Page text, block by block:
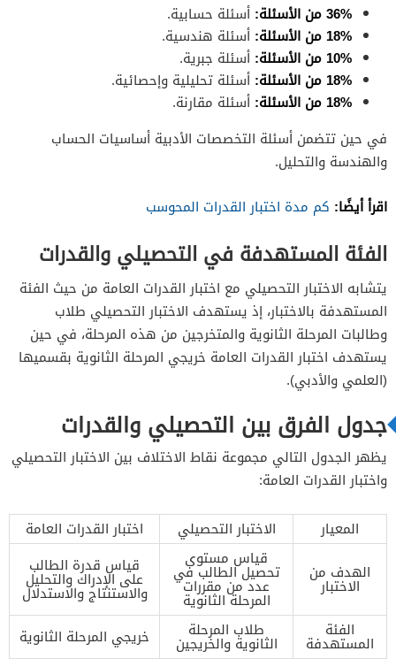
36% من الأسئلة:
أسئلة حسابية.
18% من الأسئلة:
أسئلة هندسية.
10% من الأسئلة:
أسئلة جبرية.
18% من الأسئلة:
أسئلة تحليلية وإحصائية.
18% من الأسئلة:
أسئلة مقارنة.
في حين تتضمن أسئلة التخصصات الأدبية أساسيات الحساب
والهندسة والتحليل.
اقرأ أيضًا: كم مدة اختبار القدرات المحوسب
الفئة المستهدفة في التحصيلي والقدرات
يتشابه الاختبار التحصيلي مع اختبار القدرات العامة من حيث الفئة
المستهدفة بالاختبار، إذ يستهدف الاختبار التحصيلي طلاب
وطالبات المرحلة الثانوية والمتخرجين من هذه المرحلة، في حين
يستهدف اختبار القدرات العامة خريجي المرحلة الثانوية بقسميها
(العلمي والأدبي).
جدول الفرق بين التحصيلي والقدرات
يظهر الجدول التالي مجموعة نقاط الاختلاف بين الاختبار التحصيلي
واختبار القدرات العامة:
المعيار
الاختبار التحصيلي
اختبار القدرات العامة
الهدف من
الاختبار
قياس مستوى
تحصيل الطالب في
عدد من مقررات
المرحلة الثانوية
قياس قدرة الطالب
على الإدراك والتحليل
والاستنتاج والاستدلال
الفئة
المستهدفة
طلاب المرحلة
الثانوية والخريجين
خريجي المرحلة الثانوية